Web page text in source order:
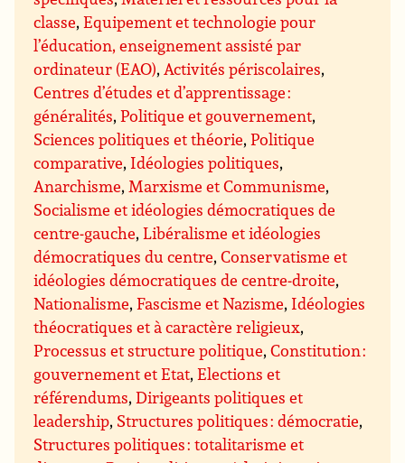
classe,Equipement et technologie pour
l’éducation, enseignement assisté par
ordinateur (EAO),Activités périscolaires,
Centres d’études et d’apprentissage :
généralités,Politique et gouvernement,
Sciences politiques et théorie,Politique
comparative, Idéologies politiques,
Anarchisme,Marxisme et Communisme,
Socialisme et idéologies démocratiques de
centre-gauche,Libéralisme et idéologies
démocratiques du centre,Conservatisme et
idéologies démocratiques de centre-droite,
Nationalisme,Fascisme et Nazisme, Idéologies
théocratiques et à caractère religieux,
Processus et structure politique,Constitution :
gouvernement et Etat,Elections et
référendums,Dirigeants politiques et
leadership, Structures politiques : démocratie,
Structures politiques : totalitarisme et